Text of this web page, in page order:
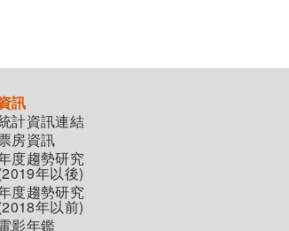
訊
計資訊連結
房資訊
度趨勢研究
年以後)
度趨勢研究
年以前)
影年鑑